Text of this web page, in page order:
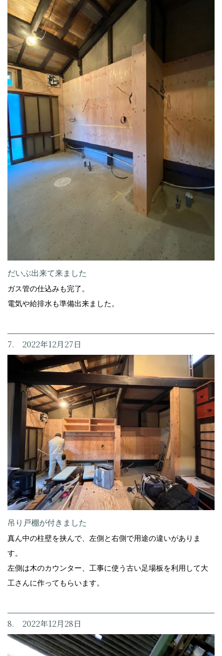
だいぶ出来て来ました
ガス管の仕込みも完了。
電気や給排水も準備出来ました。
7. 2022年12月27日
吊り戸棚が付きました
真ん中の柱壁を挟んで、左側と右側で用途の違いがありま
す。
左側は木のカウンター、工事に使う古い足場板を利用して大
工さんに作ってもらいます。
8. 2022年12月28日